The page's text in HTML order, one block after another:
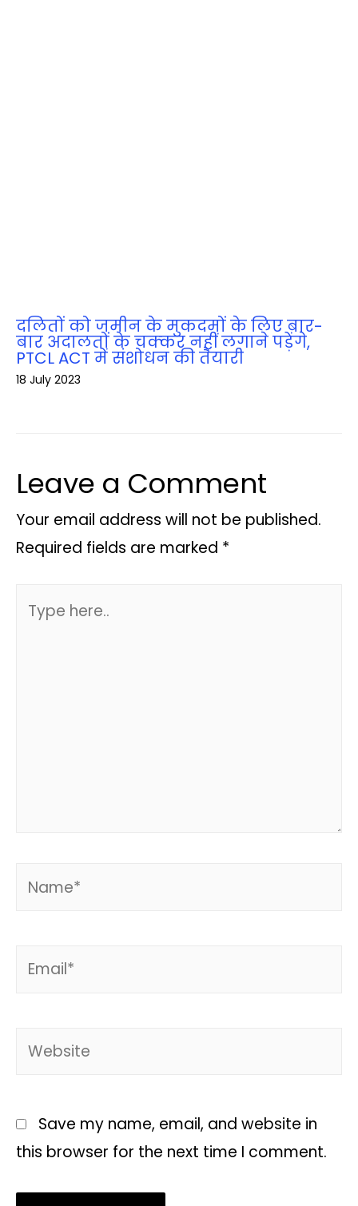
दलितों को जमीन के मुकदमों के लिए बार-
बार अदालतों के चक्‍कर नहीं लगाने पड़ेंगे,
PTCL ACT में संशोधन की तैयारी
18 July 2023
Leave a Comment
Your email address will not be published.
Required fields are marked *
Save my name, email, and website in
this browser for the next time I comment.